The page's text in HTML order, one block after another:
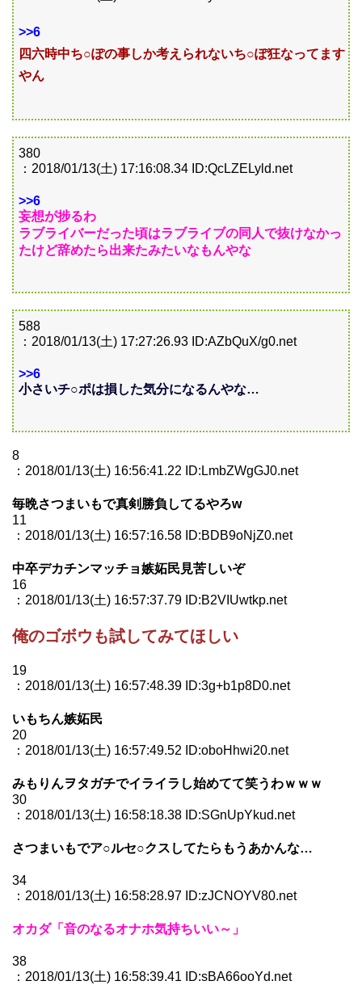
>>6
四六時中ち○ぽの事しか考えられないち○ぽ狂なってます
やん
380
：2018/01/13(土) 17:16:08.34 ID:QcLZELyld.net
>>6
妄想が捗るわ
ラブライバーだった頃はラブライブの同人で抜けなかっ
たけど辞めたら出来たみたいなもんやな
588
：2018/01/13(土) 17:27:26.93 ID:AZbQuX/g0.net
>>6
小さいチ○ポは損した気分になるんやな…
8
：2018/01/13(土) 16:56:41.22 ID:LmbZWgGJ0.net
毎晩さつまいもで真剣勝負してるやろw
11
：2018/01/13(土) 16:57:16.58 ID:BDB9oNjZ0.net
中卒デカチンマッチョ嫉妬民見苦しいぞ
16
：2018/01/13(土) 16:57:37.79 ID:B2VIUwtkp.net
俺のゴボウも試してみてほしい
19
：2018/01/13(土) 16:57:48.39 ID:3g+b1p8D0.net
いもちん嫉妬民
20
：2018/01/13(土) 16:57:49.52 ID:oboHhwi20.net
みもりんヲタガチでイライラし始めてて笑うわｗｗｗ
30
：2018/01/13(土) 16:58:18.38 ID:SGnUpYkud.net
さつまいもでア○ルセ○クスしてたらもうあかんな…
34
：2018/01/13(土) 16:58:28.97 ID:zJCNOYV80.net
オカダ「音のなるオナホ気持ちいい～」
38
：2018/01/13(土) 16:58:39.41 ID:sBA66ooYd.net